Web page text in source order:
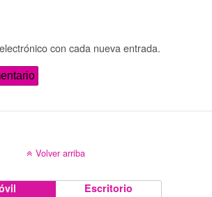
con cada nueva entrada.
Volver arriba
Escritorio